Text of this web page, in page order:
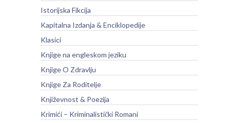
Istorijska Fikcija
Kapitalna Izdanja & Enciklopedije
Klasici
Knjige na engleskom jeziku
Knjige O Zdravlju
Knjige Za Roditelje
Književnost & Poezija
Krimići – Kriminalistički Romani